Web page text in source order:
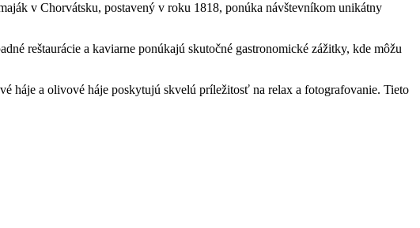
v Chorvátsku, postavený v roku 1818, ponúka návštevníkom unikátny
reštaurácie a kaviarne ponúkajú skutočné gastronomické zážitky, kde môžu
háje a olivové háje poskytujú skvelú príležitosť na relax a fotografovanie. Tieto